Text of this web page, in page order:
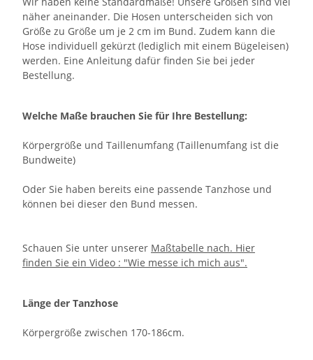
näher aneinander. Die Hosen unterscheiden sich von
Größe zu Größe um je 2 cm im Bund. Zudem kann die
Hose individuell gekürzt (lediglich mit einem Bügeleisen)
werden. Eine Anleitung dafür finden Sie bei jeder
Bestellung.
Welche Maße brauchen Sie für Ihre Bestellung:
Körpergröße und Taillenumfang (Taillenumfang ist die
Bundweite)
Oder Sie haben bereits eine passende Tanzhose und
können bei dieser den Bund messen.
Schauen Sie unter unserer Maßtabelle nach. Hier
finden Sie ein Video : "Wie messe ich mich aus".
Länge der Tanzhose
Körpergröße zwischen 170-186cm.